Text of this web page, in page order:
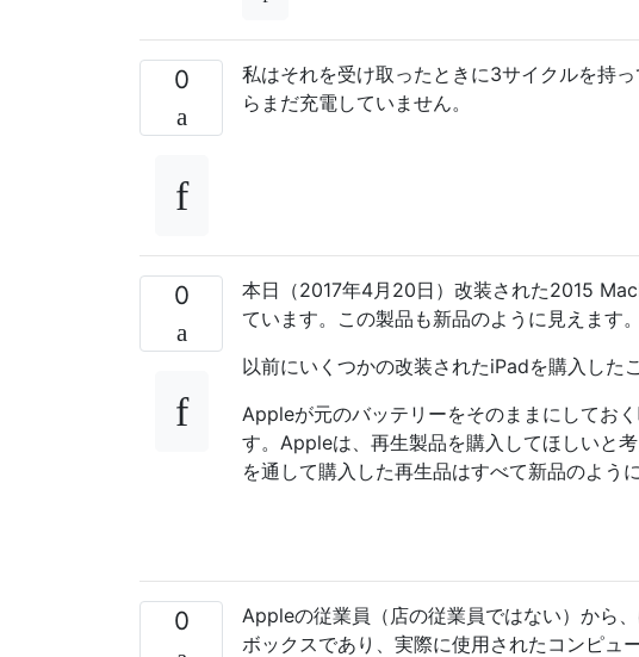
0
私はそれを受け取ったときに3サイクルを持
らまだ充電していません。
0
本日（2017年4月20日）改装された2015
ています。この製品も新品のように見えます。
以前にいくつかの改装されたiPadを購入した
Appleが元のバッテリーをそのままにしてお
す。Appleは、再生製品を購入してほしいと
を通して購入した再生品はすべて新品のよう
0
Appleの従業員（店の従業員ではない）から
ボックスであり、実際に使用されたコンピュ